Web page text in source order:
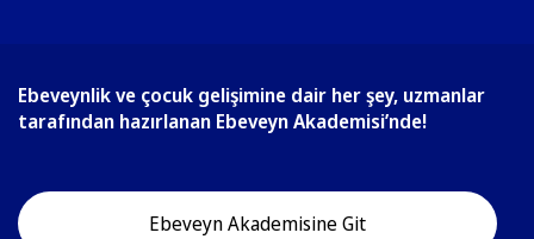
Ebeveynlik ve çocuk gelişimine dair her şey, uzmanlar
tarafından hazırlanan Ebeveyn Akademisi’nde!
Ebeveyn Akademisine Git